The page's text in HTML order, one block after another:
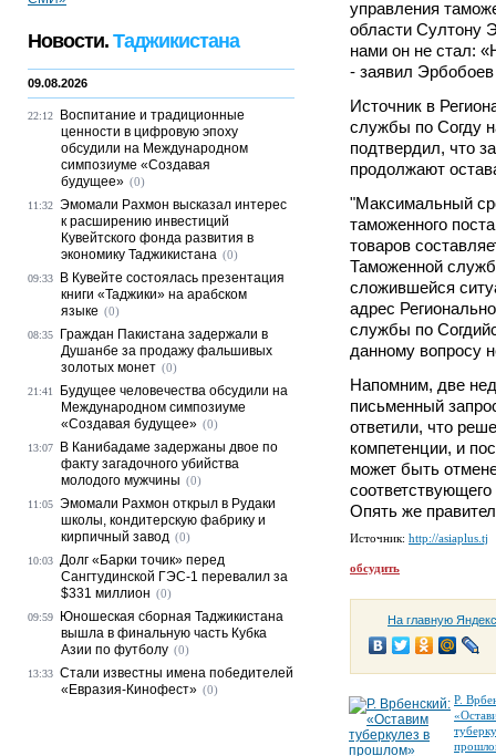
управления
области Султону
нами он не стал:
- заявил Эрбобоев
Источник в
службы по Согду
подтвердил, что
продолжают
"Максимальный
таможенного
товаров
Таможенной
сложившейся
адрес
службы по
данному вопросу
Напомним, две
письменный
ответили, что
компетенции, и
может быть
Опять же
Источник: http://asiaplus.tj
обсудить
На главную
Р.
Новости. Таджикистана
09.08.2026
22:12
Воспитание и традиционные
ценности в цифровую эпоху
обсудили на Международном
симпозиуме «Создавая
будущее» (0)
11:32 Эмомали Рахмон высказал интерес
к расширению инвестиций
Кувейтского фонда развития в
экономику Таджикистана (0)
09:33
В Кувейте состоялась презентация
книги «Таджики» на арабском
языке (0)
08:35
Граждан Пакистана задержали в
Душанбе за продажу фальшивых
золотых монет (0)
21:41
Будущее человечества обсудили на
Международном симпозиуме
«Создавая будущее» (0)
13:07
В Канибадаме задержаны двое по
факту загадочного убийства
молодого мужчины (0)
11:05 Эмомали Рахмон открыл в Рудаки
школы, кондитерскую фабрику и
кирпичный завод (0)
10:03 Долг «Барки точик» перед
Сангтудинской ГЭС-1 перевалил за
$331 миллион (0)
09:59
Юношеская сборная Таджикистана
вышла в финальную часть Кубка
Азии по футболу (0)
13:33 Стали известны имена победителей
«Евразия-Кинофест» (0)